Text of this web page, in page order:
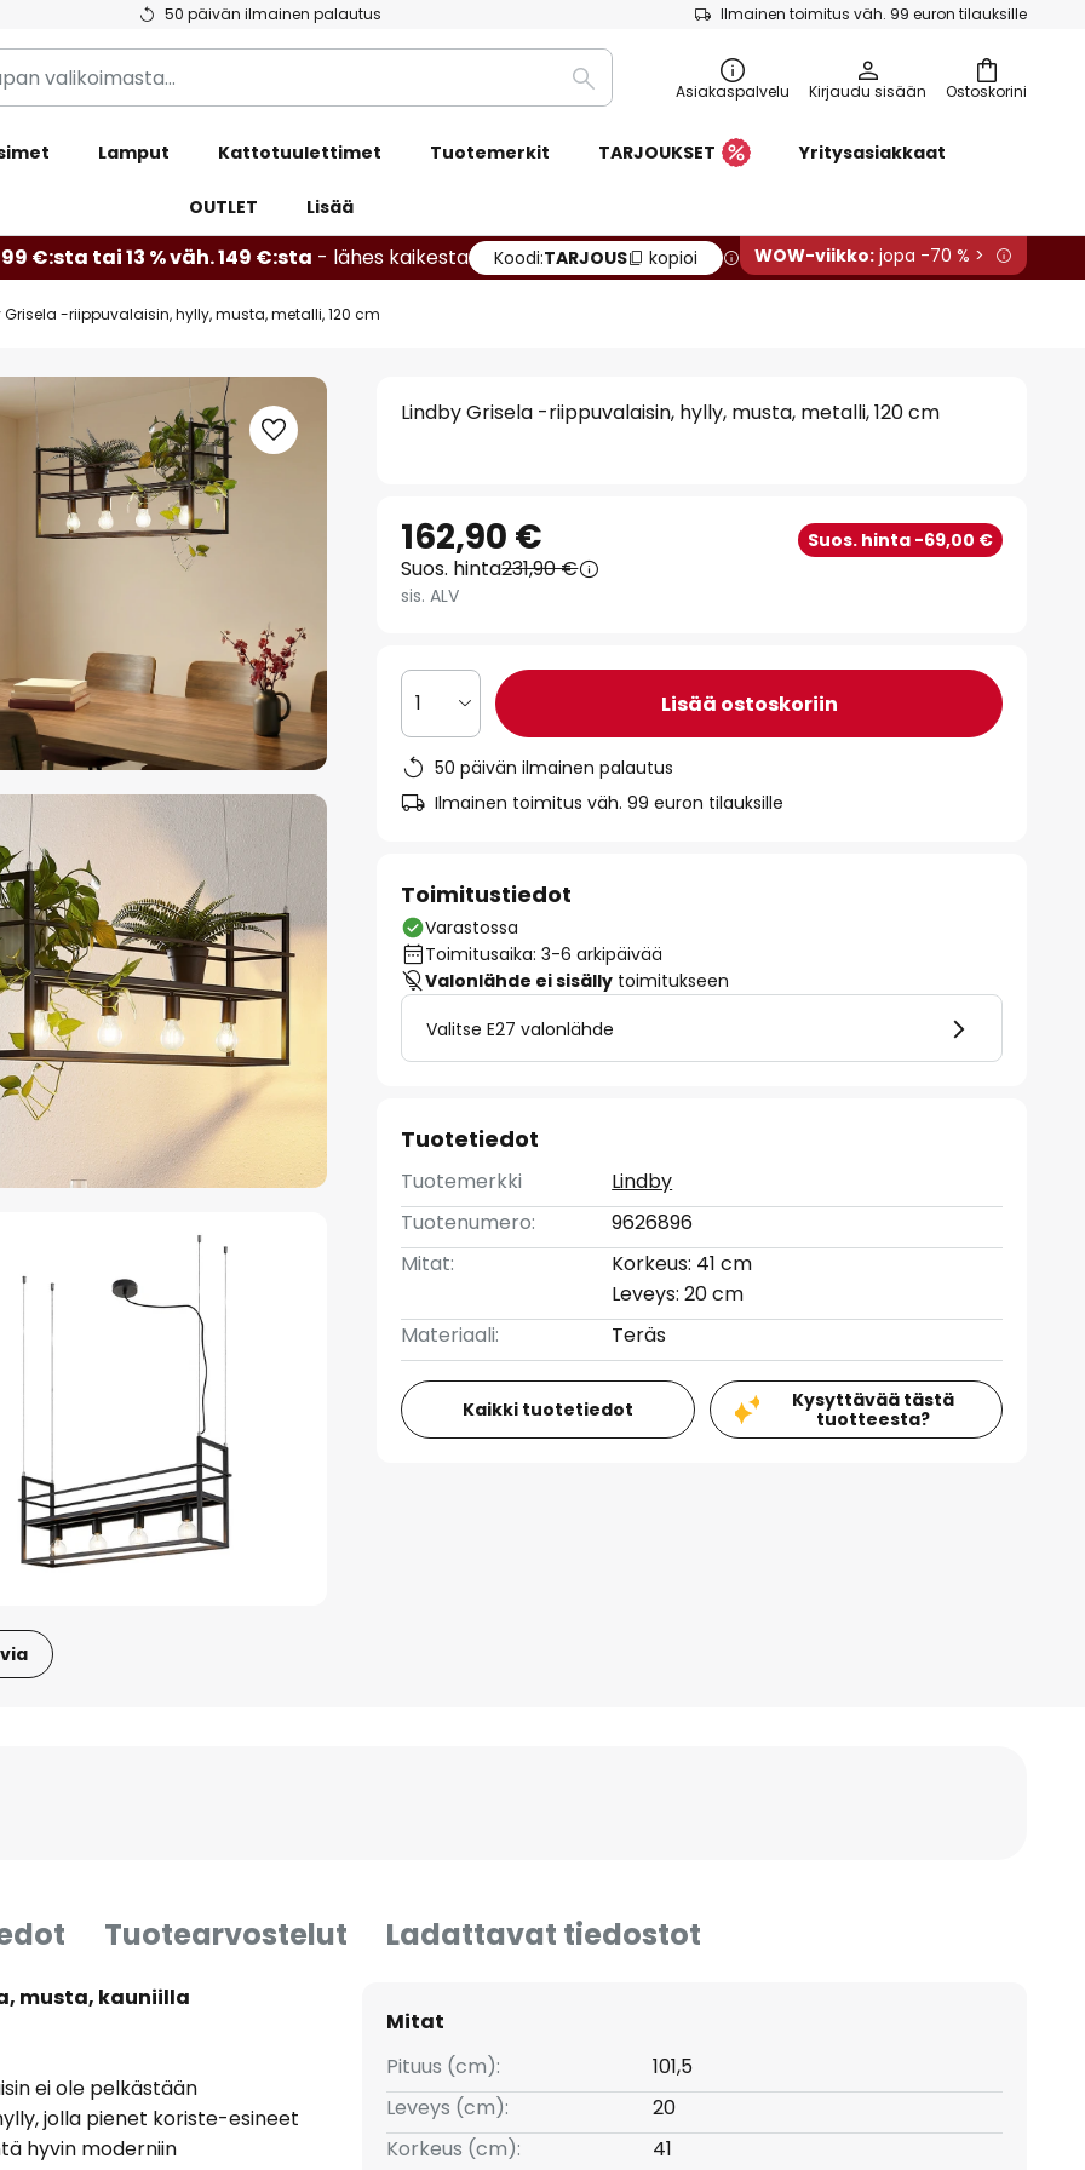
50 päivän ilmainen palautus Ilmainen toimitus väh. 99 euron tilauksille
Ostoskorini
Etsi Asiakaspalvelu Kirjaudu sisään
Lamput Kattotuulettimet Tuotemerkit TARJOUKSET Yritysasiakkaat
OUTLET Lisää
€:sta tai 13 % väh. 149 €:sta - lähes kaikesta Koodi:TARJOUS kopioi WOW-viikko: jopa -70 % >
Grisela -riippuvalaisin, hylly, musta, metalli, 120 cm
Lindby Grisela -riippuvalaisin, hylly, musta, metalli, 120 cm
162,90 € Suos. hinta -69,00 €
Suos. hinta231,90 €
sis. ALV
1 Lisää ostoskoriin
50 päivän ilmainen palautus
Ilmainen toimitus väh. 99 euron tilauksille
Toimitustiedot
Varastossa
Toimitusaika: 3-6 arkipäivää
Valonlähde ei sisälly toimitukseen
Valitse E27 valonlähde
Tuotetiedot
Tuotemerkki
Lindby
Tuotenumero:
9626896
Mitat:
Korkeus: 41 cm
Leveys: 20 cm
Materiaali:
Teräs
Kaikki tuotetiedot
Kysyttävää tästä
tuotteesta?
Tuotearvostelut Ladattavat tiedostot
musta, kauniilla
ei ole pelkästään
jolla pienet koriste-esineet
hyvin moderniin
Mitat
Pituus (cm):
101,5
Leveys (cm):
20
Korkeus (cm):
41